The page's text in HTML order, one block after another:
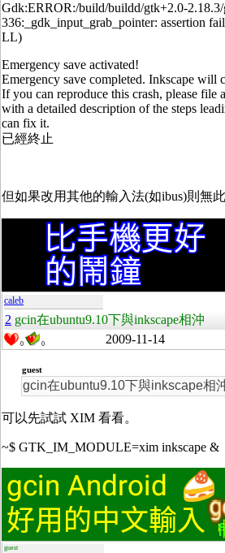
Gdk:ERROR:/build/buildd/gtk+2.0-
336:_gdk_input_grab_pointer: assertion
LL)
Emergency save activated!
Emergency save completed. Inkscape will
If you can reproduce this crash, please file
with a detailed description of the steps
can fix it.
已經終止
但如果改用其他的輸入法(如ibus)則無
caleb
2 gcin在ubuntu9.10下與inkscape相沖
0 0 2009-11-14
guest
gcin在ubuntu9.10下與inkscape相
可以先試試 XIM 看看。
~$ GTK_IM_MODULE=xim inkscape &
guest